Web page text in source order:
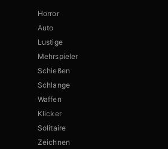
Horror
Auto
Lustige
Mehrspieler
Schießen
Schlange
Waffen
Klicker
Solitaire
Zeichnen